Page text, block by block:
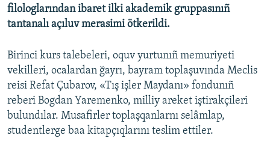
filologlarından ibaret ilki akademik gruppasınıñ
tantanalı açıluv merasimi ötkerildi.
Birinci kurs talebeleri, oquv yurtunıñ memuriyeti
vekilleri, ocalardan ğayrı, bayram toplaşuvında Meclis
reisi Refat Çubarov, «Tış işler Maydanı» fondunıñ
reberi Bogdan Yaremenko, milliy areket iştirakçileri
bulundılar. Musafirler toplaşqanlarnı selâmlap,
studentlerge baa kitapçıqlarını teslim ettiler.